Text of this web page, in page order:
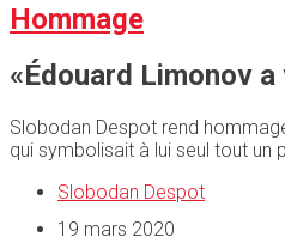
Hommage
«Édouard Limonov
Slobodan Despot rend
qui symbolisait à lui seul tout un
Slobodan Despot
19 mars 2020